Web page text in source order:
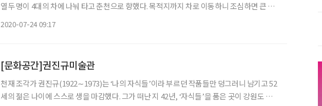
열두 명이 4대의 차에 나눠 타고 춘천으로 향했다. 목적지까지 차로 이동하니 조심하면 큰 문
2020-07-24 09:17
[문화공간]권진규미술관
천재 조각가 권진규(1922∼1973)는 ‘나의 자식들’이라 부르던 작품들만 덩그러니 남기고 52
세의 젊은 나이에 스스로 생을 마감했다. 그가 떠난 지 42년, ‘자식들’을 품은 곳이 강원도 춘천